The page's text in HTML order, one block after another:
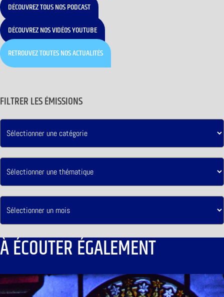
DÉCOUVREZ TOUS NOS PODCAST
DÉCOUVREZ NOS VIDÉOS YOUTUBE
RETROUVEZ TOUTES NOS ACTUALITÉS
FILTRER LES ÉMISSIONS
À ÉCOUTER ÉGALEMENT